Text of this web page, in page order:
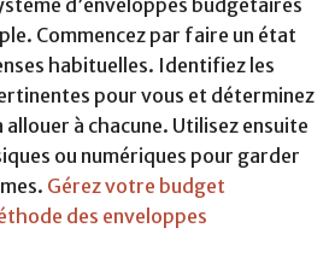
Commencez par faire un état
habituelles. Identifiez les
pour vous et déterminez
à chacune. Utilisez ensuite
ou numériques pour garder
Gérez votre budget
des enveloppes